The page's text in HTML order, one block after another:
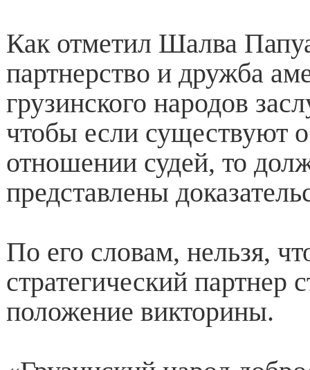
Как отметил Шалва
партнерство и дружба
грузинского народов
чтобы если существуют
отношении судей, то
представлены
По его словам, нельзя,
стратегический партнер
положение викторины.